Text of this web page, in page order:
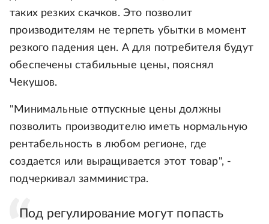
таких резких скачков. Это позволит
производителям не терпеть убытки в момент
резкого падения цен. А для потребителя будут
обеспечены стабильные цены, пояснял
Чекушов.
"Минимальные отпускные цены должны
позволить производителю иметь нормальную
рентабельность в любом регионе, где
создается или выращивается этот товар", -
подчеркивал замминистра.
Под регулирование могут попасть